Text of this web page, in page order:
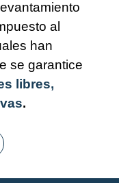
al
han
se garantice
libres,
.